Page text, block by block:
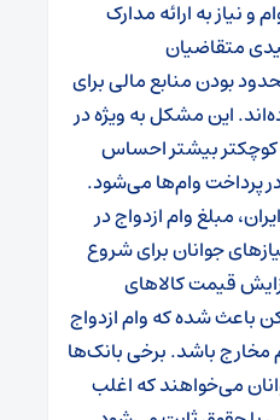
و نیاز به ارائه مدارک
متقاضیان
بودن منابع مالی برای
این مشکل به ویژه در
بیشتر احساس
پرداخت وام‌ها می‌شود.
مبلغ وام ازدواج در
جوانان برای شروع
قیمت کالاهای
شده که وام ازدواج
مخارج باشد.برخی بانک‌ها
می‌خواهند که اغلب